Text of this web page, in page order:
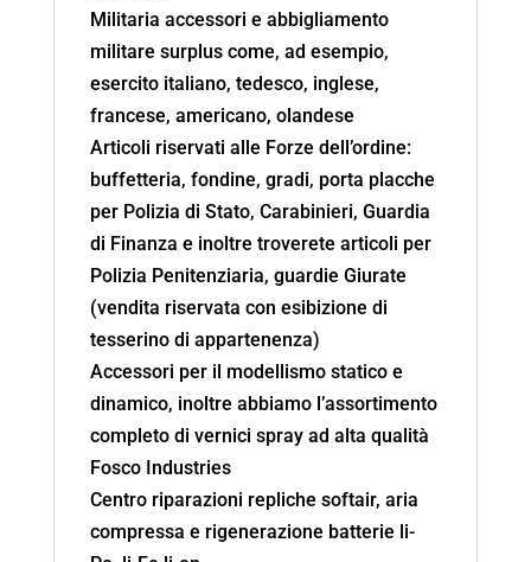
Militaria accessori e abbigliamento
militare surplus come, ad esempio,
esercito italiano, tedesco, inglese,
francese, americano, olandese
Articoli riservati alle Forze dell’ordine:
buffetteria, fondine, gradi, porta placche
per Polizia di Stato, Carabinieri, Guardia
di Finanza e inoltre troverete articoli per
Polizia Penitenziaria, guardie Giurate
(vendita riservata con esibizione di
tesserino di appartenenza)
Accessori per il modellismo statico e
dinamico, inoltre abbiamo l’assortimento
completo di vernici spray ad alta qualità
Fosco Industries
Centro riparazioni repliche softair, aria
compressa e rigenerazione batterie li-